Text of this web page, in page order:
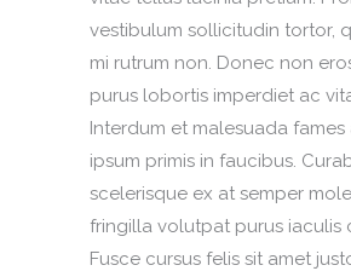
vestibulum sollicitudin tortor,
mi rutrum non. Donec non
purus lobortis imperdiet ac
Interdum et malesuada
ipsum primis in faucibus.
scelerisque ex at semper
fringilla volutpat purus iaculis
Fusce cursus felis sit amet